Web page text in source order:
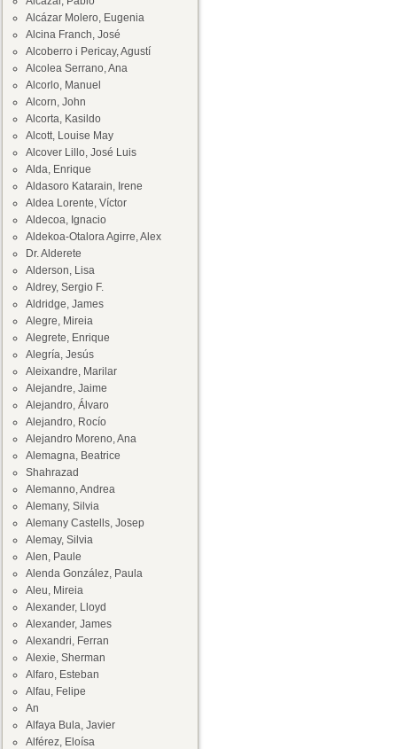
Alcázar Molero, Eugenia
Alcina Franch, José
Alcoberro i Pericay, Agustí
Alcolea Serrano, Ana
Alcorlo, Manuel
Alcorn, John
Alcorta, Kasildo
Alcott, Louise May
Alcover Lillo, José Luis
Alda, Enrique
Aldasoro Katarain, Irene
Aldea Lorente, Víctor
Aldecoa, Ignacio
Aldekoa-Otalora Agirre, Alex
Dr. Alderete
Alderson, Lisa
Aldrey, Sergio F.
Aldridge, James
Alegre, Mireia
Alegrete, Enrique
Alegría, Jesús
Aleixandre, Marilar
Alejandre, Jaime
Alejandro, Álvaro
Alejandro, Rocío
Alejandro Moreno, Ana
Alemagna, Beatrice
Shahrazad
Alemanno, Andrea
Alemany, Silvia
Alemany Castells, Josep
Alemay, Silvia
Alen, Paule
Alenda González, Paula
Aleu, Mireia
Alexander, Lloyd
Alexander, James
Alexandri, Ferran
Alexie, Sherman
Alfaro, Esteban
Alfau, Felipe
An
Alfaya Bula, Javier
Alférez, Eloísa